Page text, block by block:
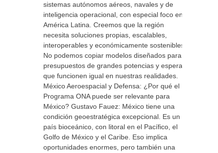
sistemas autónomos aéreos, navales y de
inteligencia operacional, con especial foco en
América Latina. Creemos que la región
necesita soluciones propias, escalables,
interoperables y económicamente sostenibles.
No podemos copiar modelos diseñados para
presupuestos de grandes potencias y esperar
que funcionen igual en nuestras realidades.
México Aeroespacial y Defensa: ¿Por qué el
Programa ONA puede ser relevante para
México? Gustavo Fauez: México tiene una
condición geoestratégica excepcional. Es un
país bioceánico, con litoral en el Pacífico, el
Golfo de México y el Caribe. Eso implica
oportunidades enormes, pero también una